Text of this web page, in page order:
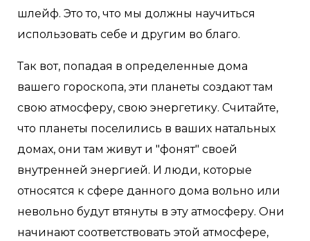
шлейф. Это то, что мы должны научиться
использовать себе и другим во благо.
Так вот, попадая в определенные дома
вашего гороскопа, эти планеты создают там
свою атмосферу, свою энергетику. Считайте,
что планеты поселились в ваших натальных
домах, они там живут и "фонят" своей
внутренней энергией. И люди, которые
относятся к сфере данного дома вольно или
невольно будут втянуты в эту атмосферу. Они
начинают соответствовать этой атмосфере,